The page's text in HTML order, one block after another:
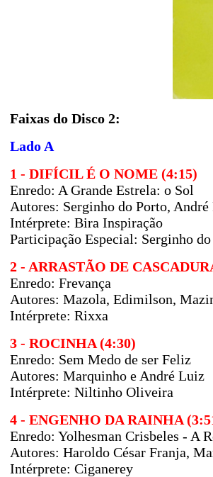
Faixas do Disco 2:
Lado A
1 - DIFÍCIL É O NOME (4:15)
Enredo: A Grande Estrela: o Sol
Autores: Serginho do Porto,
Intérprete: Bira Inspiração
Participação Especial: Serginho
2 - ARRASTÃO DE
Enredo: Frevança
Autores: Mazola, Edimilson,
Intérprete: Rixxa
3 - ROCINHA (4:30)
Enredo: Sem Medo de ser Feliz
Autores: Marquinho e André Luiz
Intérprete: Niltinho Oliveira
4 - ENGENHO DA RAINHA
Enredo: Yolhesman Crisbeles - A
Autores: Haroldo César Franja,
Intérprete: Ciganerey